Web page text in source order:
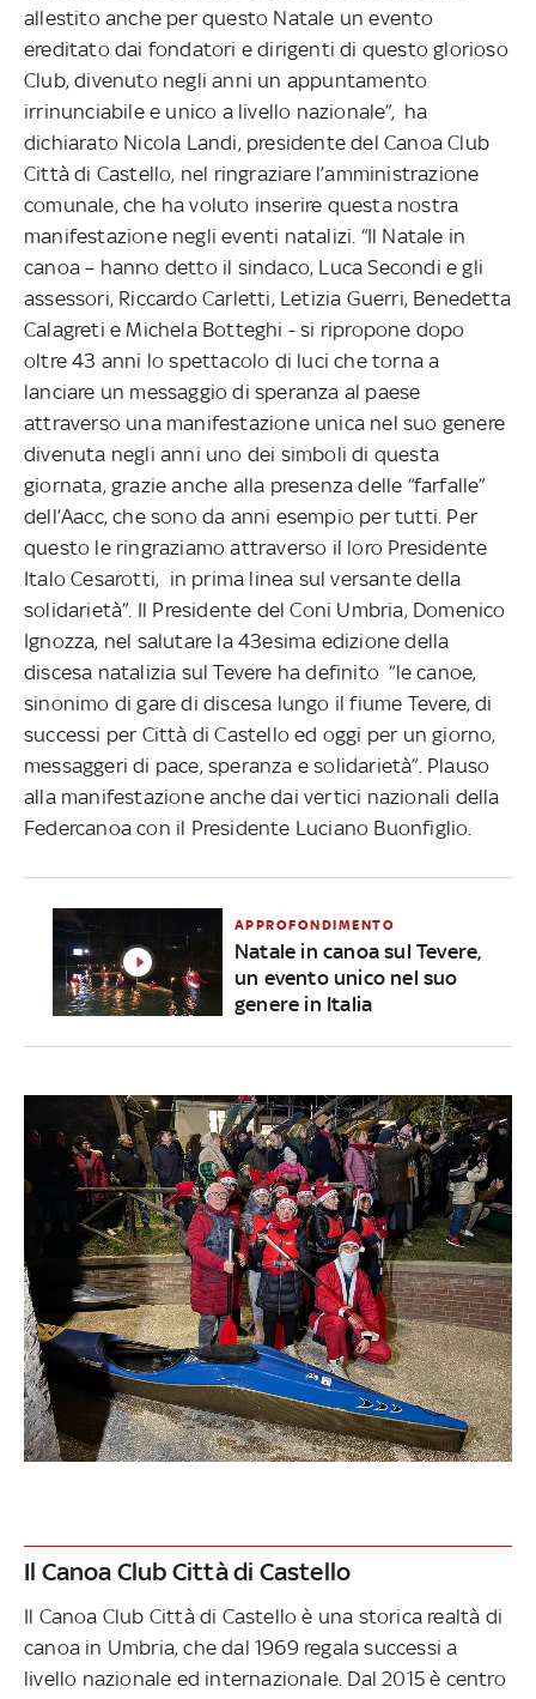
allestito anche per questo Natale un evento
ereditato dai fondatori e dirigenti di questo glorioso
Club, divenuto negli anni un appuntamento
irrinunciabile e unico a livello nazionale”, ha
dichiarato Nicola Landi, presidente del Canoa Club
Città di Castello, nel ringraziare l’amministrazione
comunale, che ha voluto inserire questa nostra
manifestazione negli eventi natalizi. “Il Natale in
canoa – hanno detto il sindaco, Luca Secondi e gli
assessori, Riccardo Carletti, Letizia Guerri, Benedetta
Calagreti e Michela Botteghi - si ripropone dopo
oltre 43 anni lo spettacolo di luci che torna a
lanciare un messaggio di speranza al paese
attraverso una manifestazione unica nel suo genere
divenuta negli anni uno dei simboli di questa
giornata, grazie anche alla presenza delle “farfalle”
dell’Aacc, che sono da anni esempio per tutti. Per
questo le ringraziamo attraverso il loro Presidente
Italo Cesarotti, in prima linea sul versante della
solidarietà”. Il Presidente del Coni Umbria, Domenico
Ignozza, nel salutare la 43esima edizione della
discesa natalizia sul Tevere ha definito “le canoe,
sinonimo di gare di discesa lungo il fiume Tevere, di
successi per Città di Castello ed oggi per un giorno,
messaggeri di pace, speranza e solidarietà”. Plauso
alla manifestazione anche dai vertici nazionali della
Federcanoa con il Presidente Luciano Buonfiglio.
APPROFONDIMENTO
Natale in canoa sul Tevere,
un evento unico nel suo
genere in Italia
Il Canoa Club Città di Castello
Il Canoa Club Città di Castello è una storica realtà di
canoa in Umbria, che dal 1969 regala successi a
livello nazionale ed internazionale. Dal 2015 è centro